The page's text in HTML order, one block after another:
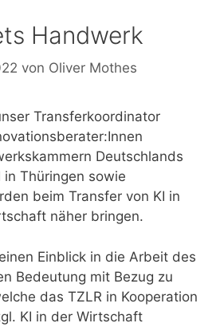
Handwerk
von Oliver Mothes
Transferkoordinator
Deutschlands
Thüringen sowie
beim Transfer von KI in
näher bringen.
Einblick in die Arbeit des
Bedeutung mit Bezug zu
das TZLR in Kooperation
KI in der Wirtschaft